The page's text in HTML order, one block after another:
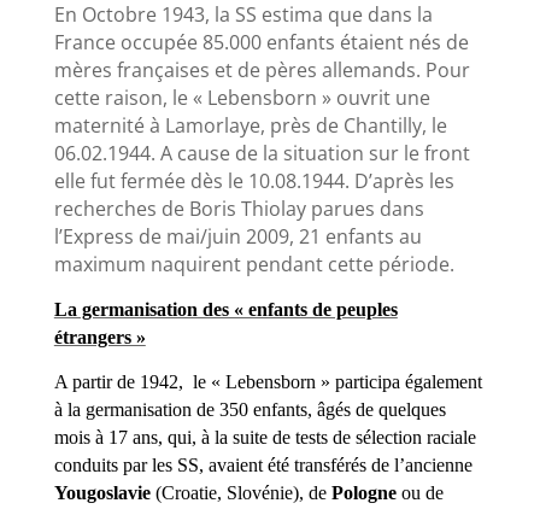
En Octobre 1943, la SS estima que dans la
France occupée 85.000 enfants étaient nés de
mères françaises et de pères allemands. Pour
cette raison, le « Lebensborn » ouvrit une
maternité à Lamorlaye, près de Chantilly, le
06.02.1944. A cause de la situation sur le front
elle fut fermée dès le 10.08.1944. D’après les
recherches de Boris Thiolay parues dans
l’Express de mai/juin 2009, 21 enfants au
maximum naquirent pendant cette période.
La germanisation des « enfants de peuples
étrangers »
A partir de 1942, le « Lebensborn » participa également
à la germanisation de 350 enfants, âgés de quelques
mois à 17 ans, qui, à la suite de tests de sélection raciale
conduits par les SS, avaient été transférés de l’ancienne
Yougoslavie(Croatie, Slovénie), de Pologneou de